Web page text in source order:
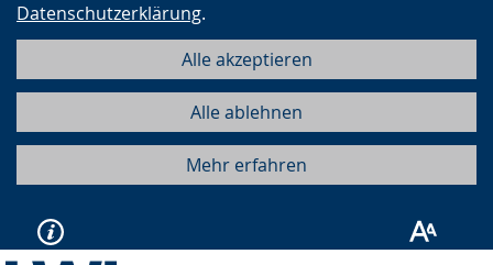
Datenschutzerklärung.
Alle akzeptieren
Alle ablehnen
Mehr erfahren